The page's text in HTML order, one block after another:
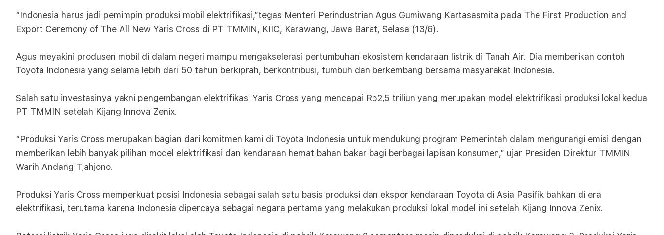
“Indonesia harus jadi pemimpin produksi mobil elektrifikasi,”tegas Menteri Perindustrian Agus Gumiwang Kartasasmita pada The First Production and
Export Ceremony of The All New Yaris Cross di PT TMMIN, KIIC, Karawang, Jawa Barat, Selasa (13/6).
Agus meyakini produsen mobil di dalam negeri mampu mengakselerasi pertumbuhan ekosistem kendaraan listrik di Tanah Air. Dia memberikan contoh
Toyota Indonesia yang selama lebih dari 50 tahun berkiprah, berkontribusi, tumbuh dan berkembang bersama masyarakat Indonesia.
Salah satu investasinya yakni pengembangan elektrifikasi Yaris Cross yang mencapai Rp2,5 triliun yang merupakan model elektrifikasi produksi lokal kedua
PT TMMIN setelah Kijang Innova Zenix.
“Produksi Yaris Cross merupakan bagian dari komitmen kami di Toyota Indonesia untuk mendukung program Pemerintah dalam mengurangi emisi dengan
memberikan lebih banyak pilihan model elektrifikasi dan kendaraan hemat bahan bakar bagi berbagai lapisan konsumen,” ujar Presiden Direktur TMMIN
Warih Andang Tjahjono.
Produksi Yaris Cross memperkuat posisi Indonesia sebagai salah satu basis produksi dan ekspor kendaraan Toyota di Asia Pasifik bahkan di era
elektrifikasi, terutama karena Indonesia dipercaya sebagai negara pertama yang melakukan produksi lokal model ini setelah Kijang Innova Zenix.